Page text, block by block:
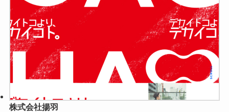
株式会社揚羽